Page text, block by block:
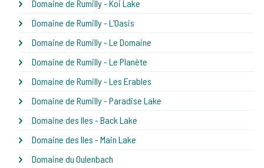
Domaine de Rumilly - Koi Lake
Domaine de Rumilly - L'Oasis
Domaine de Rumilly - Le Domaine
Domaine de Rumilly - Le Planète
Domaine de Rumilly - Les Erables
Domaine de Rumilly - Paradise Lake
Domaine des Iles - Back Lake
Domaine des Iles - Main Lake
Domaine du Oulenbach